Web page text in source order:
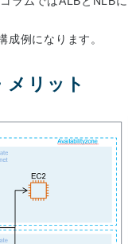
成例になります。
メリット